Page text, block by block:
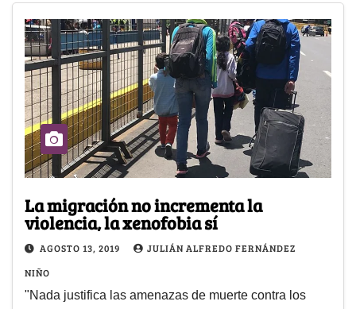
La migración no incrementa la
violencia, la xenofobia sí
AGOSTO 13, 2019
JULIÁN ALFREDO FERNÁNDEZ
NIÑO
"Nada justifica las amenazas de muerte contra los